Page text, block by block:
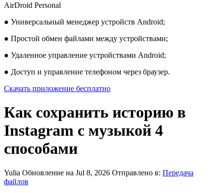
AirDroid Personal
● Универсальный менеджер устройств Android;
● Простой обмен файлами между устройствами;
● Удаленное управление устройствами Android;
● Доступ и управление телефоном через браузер.
Скачать приложение бесплатно
Как сохранить историю в
Instagram с музыкой 4
способами
Yulia Обновление на Jul 8, 2026 Отправлено в: Передача
файлов